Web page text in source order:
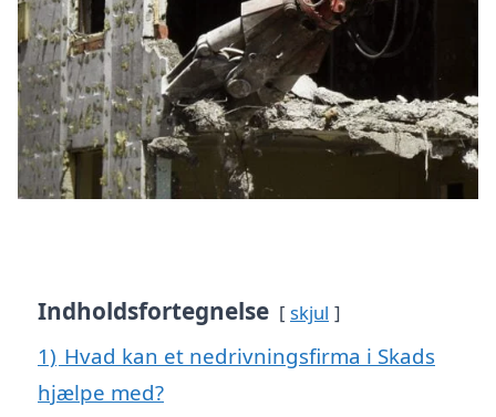
Indholdsfortegnelse skjul
1) Hvad kan et nedrivningsfirma i Skads
hjælpe med?